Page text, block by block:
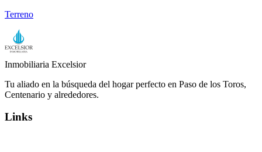
Terreno
Inmobiliaria Excelsior
Tu aliado en la búsqueda del hogar perfecto en Paso de los Toros,
Centenario y alrededores.
Links